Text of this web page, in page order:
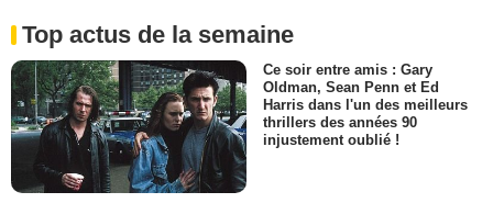
Top actus de la semaine
Ce soir entre amis : Gary
Oldman, Sean Penn et Ed
Harris dans l'un des meilleurs
thrillers des années 90
injustement oublié !